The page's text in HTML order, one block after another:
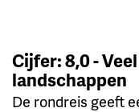
Cijfer: 8,0 -
landschappen
De rondreis geeft